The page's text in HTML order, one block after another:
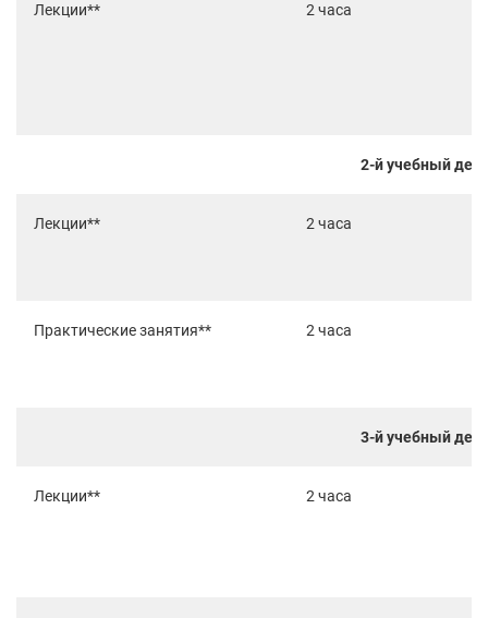
Лекции** 2 часа
2-й учебный
Лекции** 2 часа
Практические занятия** 2 часа
3-й учебный
Лекции** 2 часа